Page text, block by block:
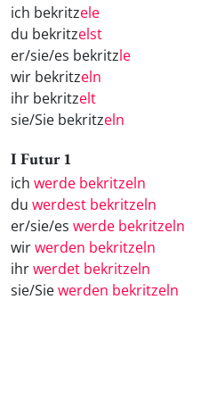
ich bekritzele
du bekritzelst
er/sie/es bekritzle
wir bekritzeln
ihr bekritzelt
sie/Sie bekritzeln
I Futur 1
ich werde bekritzeln
du werdest bekritzeln
er/sie/es werde bekritzeln
wirwerden bekritzeln
ihrwerdet bekritzeln
sie/Siewerden bekritzeln